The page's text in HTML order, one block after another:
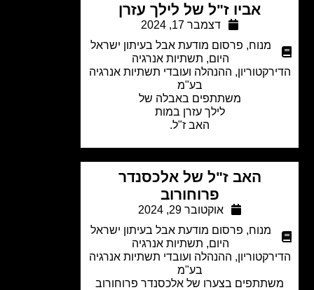
אביו ז"ל של לילך עזרן
דצמבר 17, 2024
מנוח,
פרסום מודעת אבל בעיתון ישראל
תשתיות אנרגיה
ההנהלה ועובדיתשתיות אנרגיה
משתתפים באבלה של
לילך עזרן במות
האב ז"ל.
האב ז"ל של אלכסנדר
פרוחורוב
אוקטובר 29, 2024
מנוח,
פרסום מודעת אבל בעיתון ישראל
תשתיות אנרגיה
ההנהלה ועובדי תשתיות אנרגיה
בצערו של אלכסנדר פרוחורוב